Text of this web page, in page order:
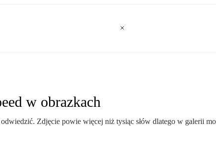
w obrazkach
Zdjęcie powie więcej niż tysiąc słów dlatego w galerii